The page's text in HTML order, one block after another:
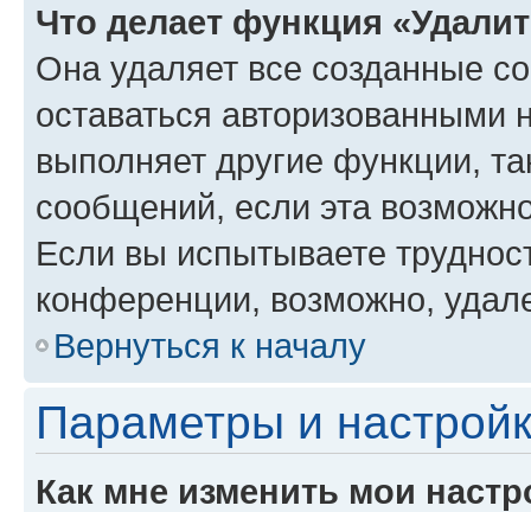
Что делает функция
Она удаляет все созданные
оставаться авторизованными
выполняет другие функции,
сообщений, если эта
Если вы испытываете
конференции, возможно,
Вернуться к началу
Параметры и
Как мне изменить мои